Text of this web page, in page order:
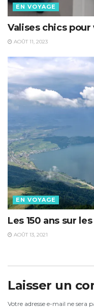
EN VOYAGE
Valises chics
AOÛT 11, 2023
EN VOYAGE
Les 150 ans sur
AOÛT 13, 2021
Laisser un
Votre adresse e-mail ne sera